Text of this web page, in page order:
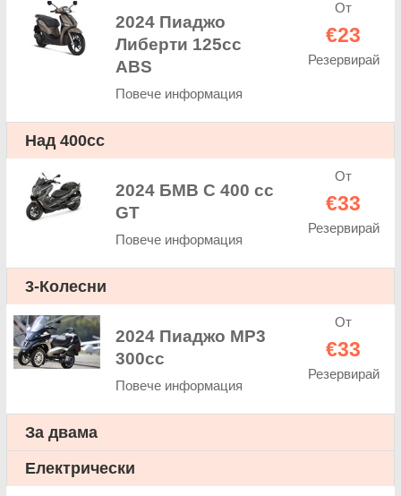
2024 Пиаджо
Либерти 125cc
ABS
Повече информация
От
€23
Резервирай
Над 400cc
2024 БМВ C 400 cc
GT
Повече информация
От
€33
Резервирай
3-Колесни
2024 Пиаджо МР3
300cc
Повече информация
От
€33
Резервирай
За двама
Електрически